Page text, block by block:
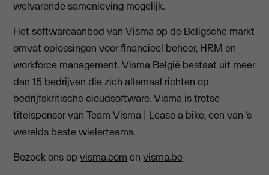
welvarende samenleving mogelijk.
Het softwareaanbod van Visma op de Beligsche markt
omvat oplossingen voor financieel beheer, HRM en
workforce management. Visma België bestaat uit meer
dan 15 bedrijven die zich allemaal richten op
bedrijfskritische cloudsoftware. Visma is trotse
titelsponsor van Team Visma | Lease a bike, een van ‘s
werelds beste wielerteams.
Bezoek ons opvisma.com envisma.be